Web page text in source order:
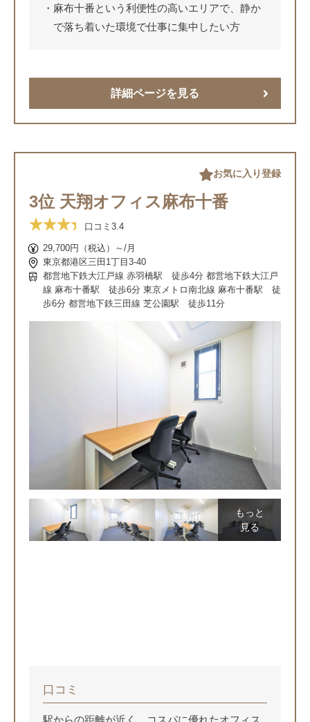
麻布十番という利便性の高いエリアで、静か
で落ち着いた環境で仕事に集中したい方
詳細ページを見る
3位 天翔オフィス麻布十番
口コミ 3.4
29,700円（税込）～/月
東京都港区三田1丁目3-40
都営地下鉄大江戸線 赤羽橋駅 徒歩4分 都営地下鉄大江戸
線 麻布十番駅 徒歩6分 東京メトロ南北線 麻布十番駅 徒
歩6分 都営地下鉄三田線 芝公園駅 徒歩11分
お気に入り登録
もっと
見る
口コミ